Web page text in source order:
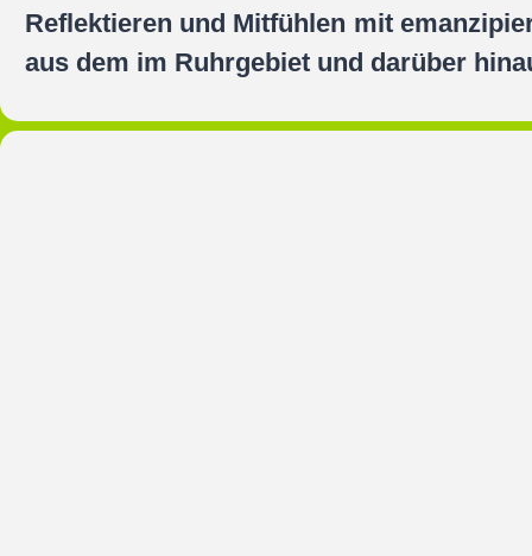
Reflektieren und Mitfühlen mit
aus dem im Ruhrgebiet und darüber